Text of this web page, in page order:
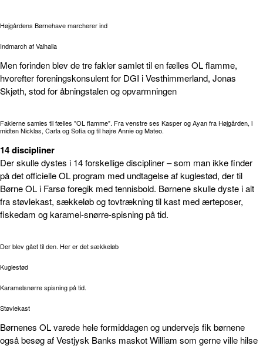
Højgårdens Børnehave marcherer ind
Indmarch af Valhalla
Men forinden blev de tre fakler samlet til en fælles OL flamme,
hvorefter foreningskonsulent for DGI i Vesthimmerland, Jonas
Skjøth, stod for åbningstalen og opvarmningen
Faklerne samles til fælles ”OL flamme”. Fra venstre ses Kasper og Ayan fra Højgården, i
midten Nicklas, Carla og Sofia og til højre Annie og Mateo.
14 discipliner
Der skulle dystes i 14 forskellige discipliner – som man ikke finder
på det officielle OL program med undtagelse af kuglestød, der til
Børne OL i Farsø foregik med tennisbold. Børnene skulle dyste i alt
fra støvlekast, sækkeløb og tovtrækning til kast med ærteposer,
fiskedam og karamel-snørre-spisning på tid.
Der blev gået til den. Her er det sækkeløb
Kuglestød
Karamelsnørre spisning på tid.
Støvlekast
Børnenes OL varede hele formiddagen og undervejs fik børnene
også besøg af Vestjysk Banks maskot William som gerne ville hilse